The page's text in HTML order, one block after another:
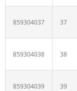
859304037 37
859304038 38
859304039 39